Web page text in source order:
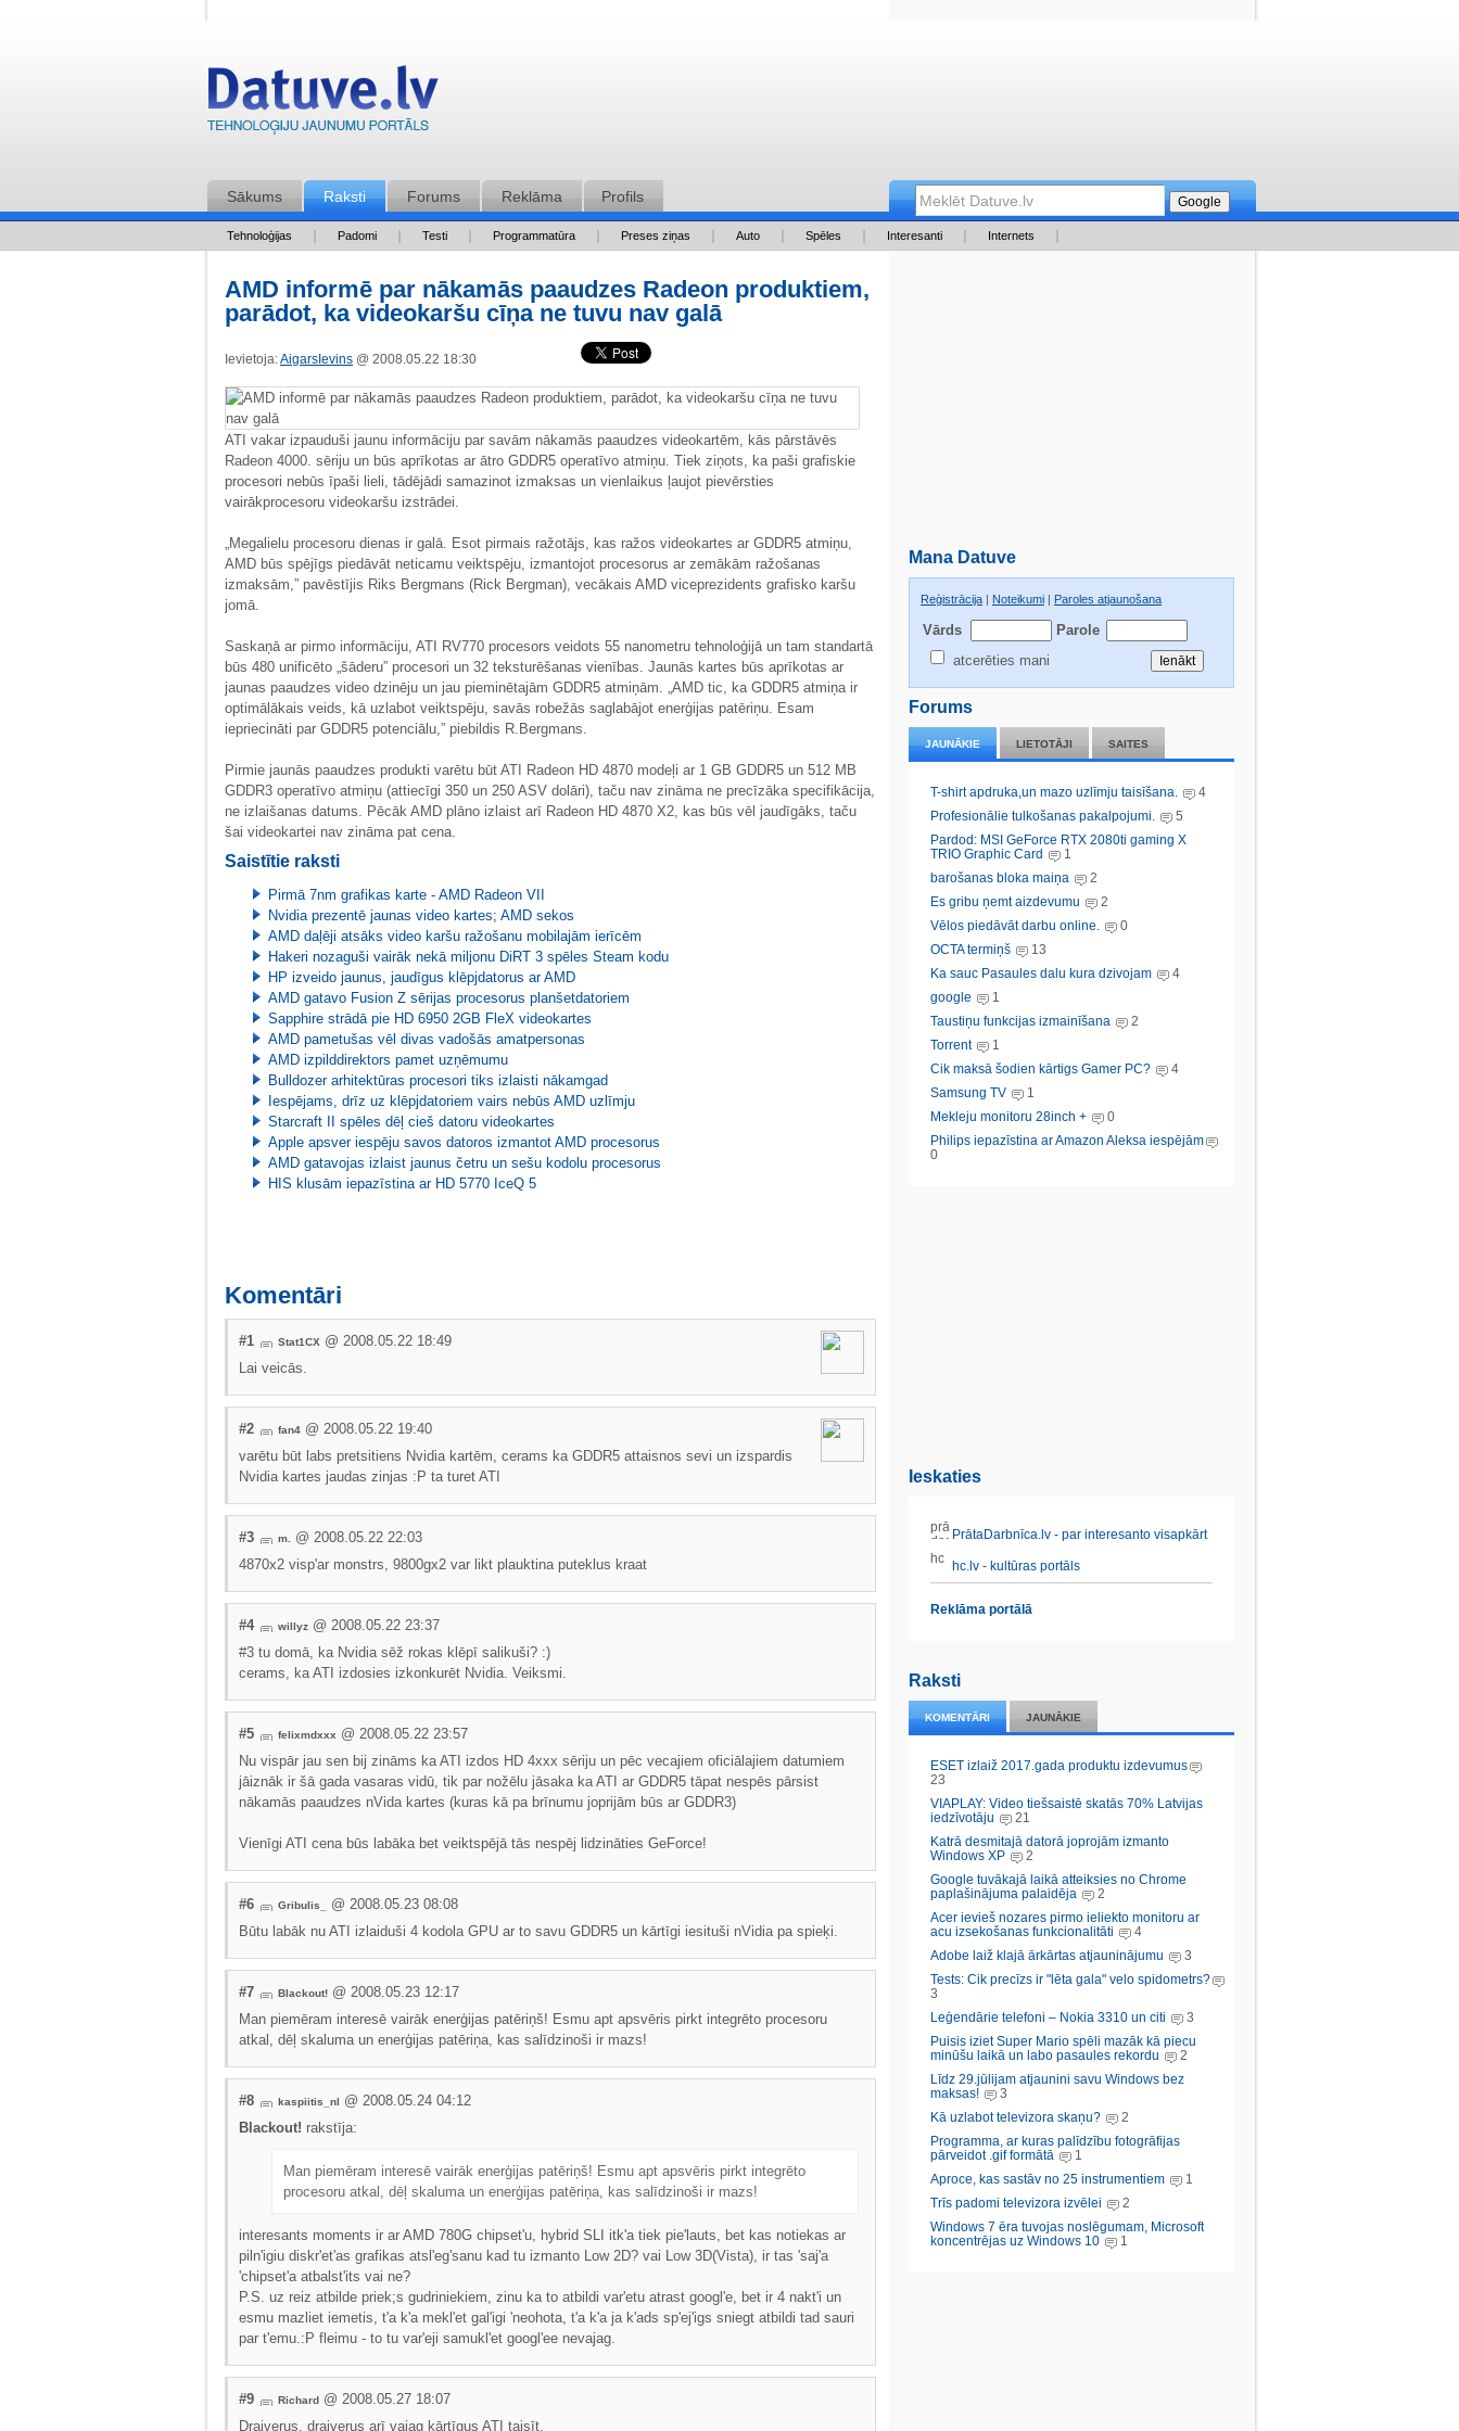
Sākums Raksti Forums Reklāma Profils
Tehnoloģijas Padomi Testi Programmatūra Preses ziņas Auto Spēles Interesanti Internets
Mana Datuve
Reģistrācija | Noteikumi | Paroles atjaunošana
Vārds
Parole
atcerēties mani
Forums
JAUNĀKIE LIETOTĀJI SAITES
T-shirt apdruka,un mazo uzlīmju taisīšana.
4
Profesionālie tulkošanas pakalpojumi.
5
Pardod: MSI GeForce RTX 2080ti gaming X
TRIO Graphic Card
1
barošanas bloka maiņa
2
Es gribu ņemt aizdevumu
2
Vēlos piedāvāt darbu online.
0
OCTA termiņš
13
Ka sauc Pasaules dalu kura dzivojam
4
google
1
Taustiņu funkcijas izmainīšana
2
Torrent
1
Cik maksā šodien kārtigs Gamer PC?
4
Samsung TV
1
Mekleju monitoru 28inch +
0
Philips iepazīstina ar Amazon Aleksa iespējām
0
Ieskaties
PrātaDarbnīca.lv - par interesanto visapkārt
hc.lv - kultūras portāls
Reklāma portālā
Raksti
KOMENTĀRI JAUNĀKIE
ESET izlaiž 2017.gada produktu izdevumus
23
VIAPLAY: Video tiešsaistē skatās 70% Latvijas
iedzīvotāju
21
Katrā desmitajā datorā joprojām izmanto
Windows XP
2
Google tuvākajā laikā atteiksies no Chrome
paplašinājuma palaidēja
2
Acer ievieš nozares pirmo ieliekto monitoru ar
acu izsekošanas funkcionalitāti
4
Adobe laiž klajā ārkārtas atjauninājumu
3
Tests: Cik precīzs ir "lēta gala" velo spidometrs?
3
Leģendārie telefoni – Nokia 3310 un citi
3
Puisis iziet Super Mario spēli mazāk kā piecu
minūšu laikā un labo pasaules rekordu
2
Līdz 29.jūlijam atjaunini savu Windows bez
maksas!
3
Kā uzlabot televizora skaņu?
2
Programma, ar kuras palīdzību fotogrāfijas
pārveidot .gif formātā
1
Aproce, kas sastāv no 25 instrumentiem
1
Trīs padomi televizora izvēlei
2
Windows 7 ēra tuvojas noslēgumam, Microsoft
koncentrējas uz Windows 10
1
AMD informē par nākamās paaudzes Radeon produktiem,
parādot, ka videokaršu cīņa ne tuvu nav galā
Ievietoja:AigarsIevins @ 2008.05.22 18:30
ATI vakar izpauduši jaunu informāciju par savām nākamās paaudzes videokartēm, kās pārstāvēs
Radeon 4000. sēriju un būs aprīkotas ar ātro GDDR5 operatīvo atmiņu. Tiek ziņots, ka paši grafiskie
procesori nebūs īpaši lieli, tādējādi samazinot izmaksas un vienlaikus ļaujot pievērsties
vairākprocesoru videokaršu izstrādei.
„Megalielu procesoru dienas ir galā. Esot pirmais ražotājs, kas ražos videokartes ar GDDR5 atmiņu,
AMD būs spējīgs piedāvāt neticamu veiktspēju, izmantojot procesorus ar zemākām ražošanas
izmaksām,” pavēstījis Riks Bergmans (Rick Bergman), vecākais AMD viceprezidents grafisko karšu
jomā.
Saskaņā ar pirmo informāciju, ATI RV770 procesors veidots 55 nanometru tehnoloģijā un tam standartā
būs 480 unificēto „šāderu” procesori un 32 teksturēšanas vienības. Jaunās kartes būs aprīkotas ar
jaunas paaudzes video dzinēju un jau pieminētajām GDDR5 atmiņām. „AMD tic, ka GDDR5 atmiņa ir
optimālākais veids, kā uzlabot veiktspēju, savās robežās saglabājot enerģijas patēriņu. Esam
iepriecināti par GDDR5 potenciālu,” piebildis R.Bergmans.
Pirmie jaunās paaudzes produkti varētu būt ATI Radeon HD 4870 modeļi ar 1 GB GDDR5 un 512 MB
GDDR3 operatīvo atmiņu (attiecīgi 350 un 250 ASV dolāri), taču nav zināma ne precīzāka specifikācija,
ne izlaišanas datums. Pēcāk AMD plāno izlaist arī Radeon HD 4870 X2, kas būs vēl jaudīgāks, taču
šai videokartei nav zināma pat cena.
Saistītie raksti
Pirmā 7nm grafikas karte - AMD Radeon VII
Nvidia prezentē jaunas video kartes; AMD sekos
AMD daļēji atsāks video karšu ražošanu mobilajām ierīcēm
Hakeri nozaguši vairāk nekā miljonu DiRT 3 spēles Steam kodu
HP izveido jaunus, jaudīgus klēpjdatorus ar AMD
AMD gatavo Fusion Z sērijas procesorus planšetdatoriem
Sapphire strādā pie HD 6950 2GB FleX videokartes
AMD pametušas vēl divas vadošās amatpersonas
AMD izpilddirektors pamet uzņēmumu
Bulldozer arhitektūras procesori tiks izlaisti nākamgad
Iespējams, drīz uz klēpjdatoriem vairs nebūs AMD uzlīmju
Starcraft II spēles dēļ cieš datoru videokartes
Apple apsver iespēju savos datoros izmantot AMD procesorus
AMD gatavojas izlaist jaunus četru un sešu kodolu procesorus
HIS klusām iepazīstina ar HD 5770 IceQ 5
Komentāri
#1 Stat1CX @ 2008.05.22 18:49
Lai veicās.
#2 fan4 @ 2008.05.22 19:40
varētu būt labs pretsitiens Nvidia kartēm, cerams ka GDDR5 attaisnos sevi un izspardis
Nvidia kartes jaudas zinjas :P ta turet ATI
#3 m.
@ 2008.05.22 22:03
4870x2 visp'ar monstrs, 9800gx2 var likt plauktina puteklus kraat
#4 willyz @ 2008.05.22 23:37
#3 tu domā, ka Nvidia sēž rokas klēpī salikuši? :)
cerams, ka ATI izdosies izkonkurēt Nvidia. Veiksmi.
#5 felixmdxxx @ 2008.05.22 23:57
Nu vispār jau sen bij zināms ka ATI izdos HD 4xxx sēriju un pēc vecajiem oficiālajiem datumiem
jāiznāk ir šā gada vasaras vidū, tik par nožēlu jāsaka ka ATI ar GDDR5 tāpat nespēs pārsist
nākamās paaudzes nVida kartes (kuras kā pa brīnumu joprijām būs ar GDDR3)
Vienīgi ATI cena būs labāka bet veiktspējā tās nespēj lidzināties GeForce!
#6 Gribulis_
@ 2008.05.23 08:08
Būtu labāk nu ATI izlaiduši 4 kodola GPU ar to savu GDDR5 un kārtīgi iesituši nVidia pa spieķi.
#7 Blackout! @ 2008.05.23 12:17
Man piemēram interesē vairāk enerģijas patēriņš! Esmu apt apsvēris pirkt integrēto procesoru
atkal, dēļ skaluma un enerģijas patēriņa, kas salīdzinoši ir mazs!
#8 kaspiitis_nl @ 2008.05.24 04:12
Blackout! rakstīja:
Man piemēram interesē vairāk enerģijas patēriņš! Esmu apt apsvēris pirkt integrēto
procesoru atkal, dēļ skaluma un enerģijas patēriņa, kas salīdzinoši ir mazs!
interesants moments ir ar AMD 780G chipset'u, hybrid SLI itk'a tiek pie'lauts, bet kas notiekas ar
piln'igiu diskr'et'as grafikas atsl'eg'sanu kad tu izmanto Low 2D? vai Low 3D(Vista), ir tas 'saj'a
'chipset'a atbalst'its vai ne?
P.S. uz reiz atbilde priek;s gudriniekiem, zinu ka to atbildi var'etu atrast googl'e, bet ir 4 nakt'i un
esmu mazliet iemetis, t'a k'a mekl'et gal'igi 'neohota, t'a k'a ja k'ads sp'ej'igs sniegt atbildi tad sauri
par t'emu.:P fleimu - to tu var'eji samukl'et googl'ee nevajag.
#9 Richard @ 2008.05.27 18:07
Draiverus, draiverus arī vajag kārtīgus ATI taisīt.